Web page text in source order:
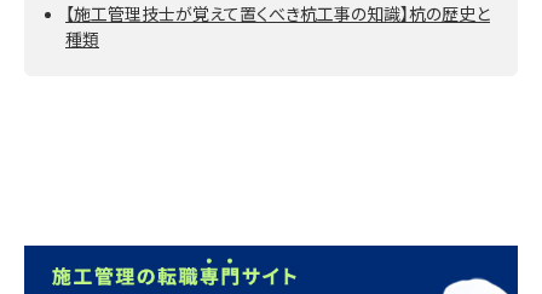
【施工管理技士が覚えて置くべき杭工事の知識】杭の歴史と
種類